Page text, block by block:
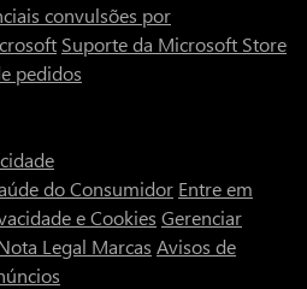
convulsões por
Suporte da Microsoft Store
pedidos
do Consumidor Entre em
e Cookies Gerenciar
Legal Marcas Avisos de